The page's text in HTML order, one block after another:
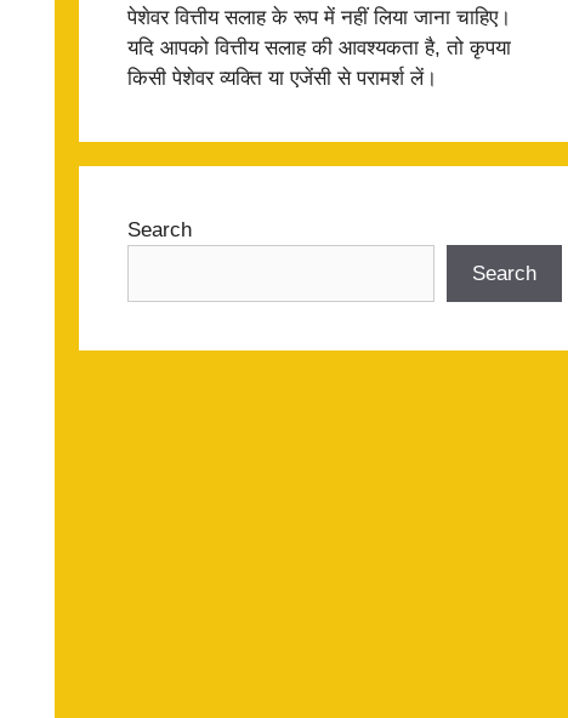
पेशेवर वित्तीय सलाह के रूप में नहीं लिया जाना चाहिए।
यदि आपको वित्तीय सलाह की आवश्यकता है, तो कृपया
किसी पेशेवर व्यक्ति या एजेंसी से परामर्श लें।
Search
Search